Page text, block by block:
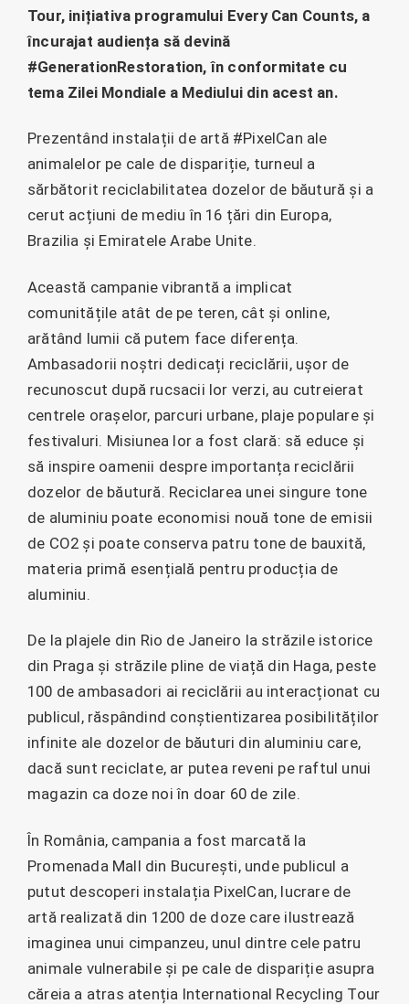
Tour, inițiativa programului Every Can Counts, a
încurajat audiența să devină
#GenerationRestoration, în conformitate cu
tema Zilei Mondiale a Mediului din acest an.
Prezentând instalații de artă #PixelCan ale
animalelor pe cale de dispariție, turneul a
sărbătorit reciclabilitatea dozelor de băutură și a
cerut acțiuni de mediu în 16 țări din Europa,
Brazilia și Emiratele Arabe Unite.
Această campanie vibrantă a implicat
comunitățile atât de pe teren, cât și online,
arătând lumii că putem face diferența.
Ambasadorii noștri dedicați reciclării, ușor de
recunoscut după rucsacii lor verzi, au cutreierat
centrele orașelor, parcuri urbane, plaje populare și
festivaluri. Misiunea lor a fost clară: să educe și
să inspire oamenii despre importanța reciclării
dozelor de băutură. Reciclarea unei singure tone
de aluminiu poate economisi nouă tone de emisii
de CO2 și poate conserva patru tone de bauxită,
materia primă esențială pentru producția de
aluminiu.
De la plajele din Rio de Janeiro la străzile istorice
din Praga și străzile pline de viață din Haga, peste
100 de ambasadori ai reciclării au interacționat cu
publicul, răspândind conștientizarea posibilităților
infinite ale dozelor de băuturi din aluminiu care,
dacă sunt reciclate, ar putea reveni pe raftul unui
magazin ca doze noi în doar 60 de zile.
În România, campania a fost marcată la
Promenada Mall din București, unde publicul a
putut descoperi instalația PixelCan, lucrare de
artă realizată din 1200 de doze care ilustrează
imaginea unui cimpanzeu, unul dintre cele patru
animale vulnerabile și pe cale de dispariție asupra
căreia a atras atenția International Recycling Tour